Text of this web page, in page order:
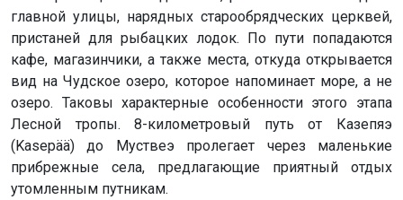
главной улицы, нарядных старообрядческих церквей,
пристаней для рыбацких лодок. По пути попадаются
кафе, магазинчики, а также места, откуда открывается
вид на Чудское озеро, которое напоминает море, а не
озеро. Таковы характерные особенности этого этапа
Лесной тропы. 8-километровый путь от Казепяэ
(Kasepää) до Муствеэ пролегает через маленькие
прибрежные села, предлагающие приятный отдых
утомленным путникам.